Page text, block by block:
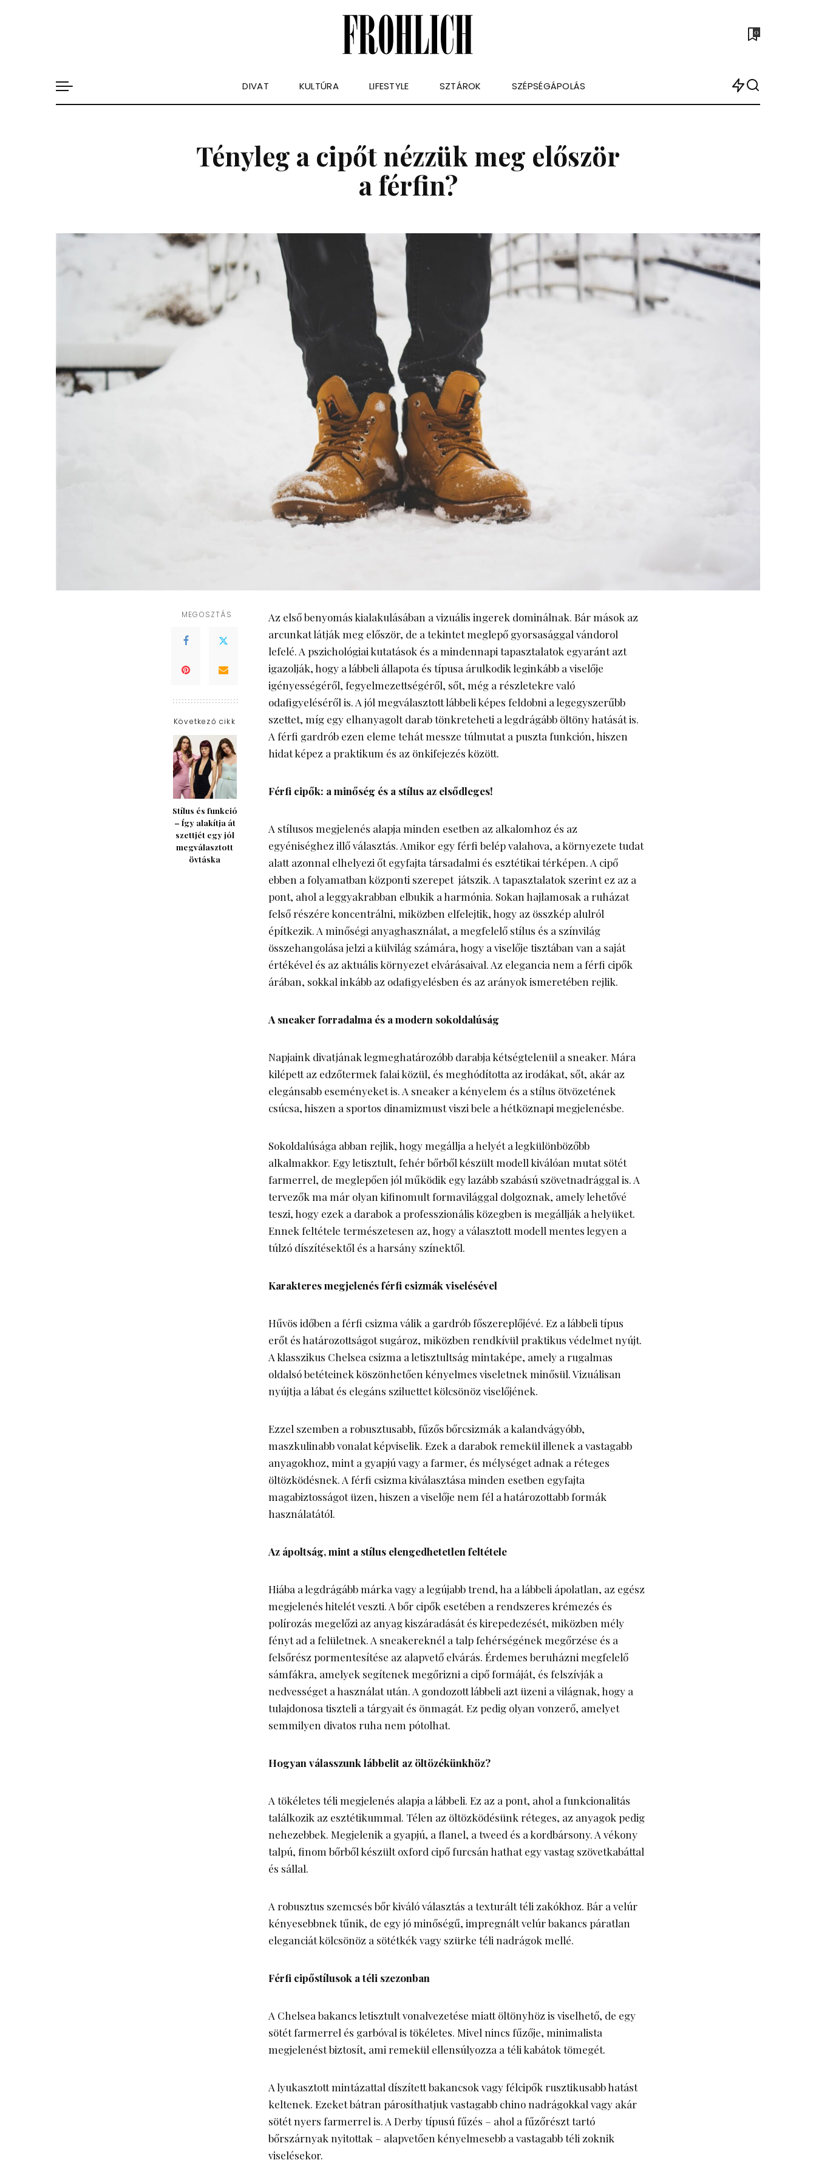
0
DIVAT KULTÚRA LIFESTYLE SZTÁROK SZÉPSÉGÁPOLÁS
Tényleg a cipőt nézzük meg először
a férfin?
MEGOSZTÁS
Következő cikk
Stílus és funkció
– Így alakítja át
szettjét egy jól
megválasztott
övtáska
Az első benyomás kialakulásában a vizuális ingerek dominálnak. Bár mások az
arcunkat látják meg először, de a tekintet meglepő gyorsasággal vándorol
lefelé. A pszichológiai kutatások és a mindennapi tapasztalatok egyaránt azt
igazolják, hogy a lábbeli állapota és típusa árulkodik leginkább a viselője
igényességéről, fegyelmezettségéről, sőt, még a részletekre való
odafigyeléséről is. A jól megválasztott lábbeli képes feldobni a legegyszerűbb
szettet, míg egy elhanyagolt darab tönkreteheti a legdrágább öltöny hatását is.
A férfi gardrób ezen eleme tehát messze túlmutat a puszta funkción, hiszen
hidat képez a praktikum és az önkifejezés között.
Férfi cipők: a minőség és a stílus az elsődleges!
A stílusos megjelenés alapja minden esetben az alkalomhoz és az
egyéniséghez illő választás. Amikor egy férfi belép valahova, a környezete tudat
alatt azonnal elhelyezi őt egyfajta társadalmi és esztétikai térképen. A cipő
ebben a folyamatban központi szerepet játszik. A tapasztalatok szerint ez az a
pont, ahol a leggyakrabban elbukik a harmónia. Sokan hajlamosak a ruházat
felső részére koncentrálni, miközben elfelejtik, hogy az összkép alulról
építkezik. A minőségi anyaghasználat, a megfelelő stílus és a színvilág
összehangolása jelzi a külvilág számára, hogy a viselője tisztában van a saját
értékével és az aktuális környezet elvárásaival. Az elegancia nem a férfi cipők
árában, sokkal inkább az odafigyelésben és az arányok ismeretében rejlik.
A sneaker forradalma és a modern sokoldalúság
Napjaink divatjának legmeghatározóbb darabja kétségtelenül a sneaker. Mára
kilépett az edzőtermek falai közül, és meghódította az irodákat, sőt, akár az
elegánsabb eseményeket is. A sneaker a kényelem és a stílus ötvözetének
csúcsa, hiszen a sportos dinamizmust viszi bele a hétköznapi megjelenésbe.
Sokoldalúsága abban rejlik, hogy megállja a helyét a legkülönbözőbb
alkalmakkor. Egy letisztult, fehér bőrből készült modell kiválóan mutat sötét
farmerrel, de meglepően jól működik egy lazább szabású szövetnadrággal is. A
tervezők ma már olyan kifinomult formavilággal dolgoznak, amely lehetővé
teszi, hogy ezek a darabok a professzionális közegben is megállják a helyüket.
Ennek feltétele természetesen az, hogy a választott modell mentes legyen a
túlzó díszítésektől és a harsány színektől.
Karakteres megjelenés férfi csizmák viselésével
Hűvös időben a férfi csizma válik a gardrób főszereplőjévé. Ez a lábbeli típus
erőt és határozottságot sugároz, miközben rendkívül praktikus védelmet nyújt.
A klasszikus Chelsea csizma a letisztultság mintaképe, amely a rugalmas
oldalsó betéteinek köszönhetően kényelmes viseletnek minősül. Vizuálisan
nyújtja a lábat és elegáns sziluettet kölcsönöz viselőjének.
Ezzel szemben a robusztusabb, fűzős bőrcsizmák a kalandvágyóbb,
maszkulinabb vonalat képviselik. Ezek a darabok remekül illenek a vastagabb
anyagokhoz, mint a gyapjú vagy a farmer, és mélységet adnak a réteges
öltözködésnek. A férfi csizma kiválasztása minden esetben egyfajta
magabiztosságot üzen, hiszen a viselője nem fél a határozottabb formák
használatától.
Az ápoltság, mint a stílus elengedhetetlen feltétele
Hiába a legdrágább márka vagy a legújabb trend, ha a lábbeli ápolatlan, az egész
megjelenés hitelét veszti. A bőr cipők esetében a rendszeres krémezés és
polírozás megelőzi az anyag kiszáradását és kirepedezését, miközben mély
fényt ad a felületnek. A sneakereknél a talp fehérségének megőrzése és a
felsőrész pormentesítése az alapvető elvárás. Érdemes beruházni megfelelő
sámfákra, amelyek segítenek megőrizni a cipő formáját, és felszívják a
nedvességet a használat után. A gondozott lábbeli azt üzeni a világnak, hogy a
tulajdonosa tiszteli a tárgyait és önmagát. Ez pedig olyan vonzerő, amelyet
semmilyen divatos ruha nem pótolhat.
Hogyan válasszunk lábbelit az öltözékünkhöz?
A tökéletes téli megjelenés alapja a lábbeli. Ez az a pont, ahol a funkcionalitás
találkozik az esztétikummal. Télen az öltözködésünk réteges, az anyagok pedig
nehezebbek. Megjelenik a gyapjú, a flanel, a tweed és a kordbársony. A vékony
talpú, finom bőrből készült oxford cipő furcsán hathat egy vastag szövetkabáttal
és sállal.
A robusztus szemcsés bőr kiváló választás a texturált téli zakókhoz. Bár a velúr
kényesebbnek tűnik, de egy jó minőségű, impregnált velúr bakancs páratlan
eleganciát kölcsönöz a sötétkék vagy szürke téli nadrágok mellé.
Férfi cipőstílusok a téli szezonban
A Chelsea bakancsletisztult vonalvezetése miatt öltönyhöz is viselhető, de egy
sötét farmerrel és garbóval is tökéletes. Mivel nincs fűzője, minimalista
megjelenést biztosít, ami remekül ellensúlyozza a téli kabátok tömegét.
A lyukasztott mintázattal díszített bakancsok vagy félcipők rusztikusabb hatást
keltenek. Ezeket bátran párosíthatjuk vastagabb chino nadrágokkal vagy akár
sötét nyers farmerrel is. A Derby típusú fűzés – ahol a fűzőrészt tartó
bőrszárnyak nyitottak – alapvetően kényelmesebb a vastagabb téli zoknik
viselésekor.